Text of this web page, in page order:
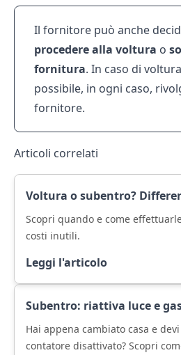
Il fornitore può anche
procedere alla voltura o
fornitura. In caso di
possibile, in ogni caso,
fornitore.
Articoli correlati
Voltura o subentro?
Scopri quando e come
costi inutili.
Leggi l'articolo
Subentro: riattiva luce e
Hai appena cambiato casa e
contatore disattivato? Scopri